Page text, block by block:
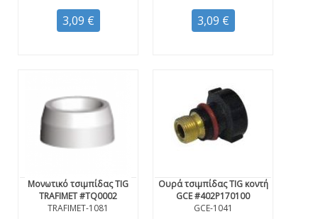
3,09 € 3,09 €
Μονωτικό τσιμπίδας TIG
TRAFIMET #TQ0002
TRAFIMET-1081
Ουρά τσιμπίδας TIG κοντή
GCE #402P170100
GCE-1041